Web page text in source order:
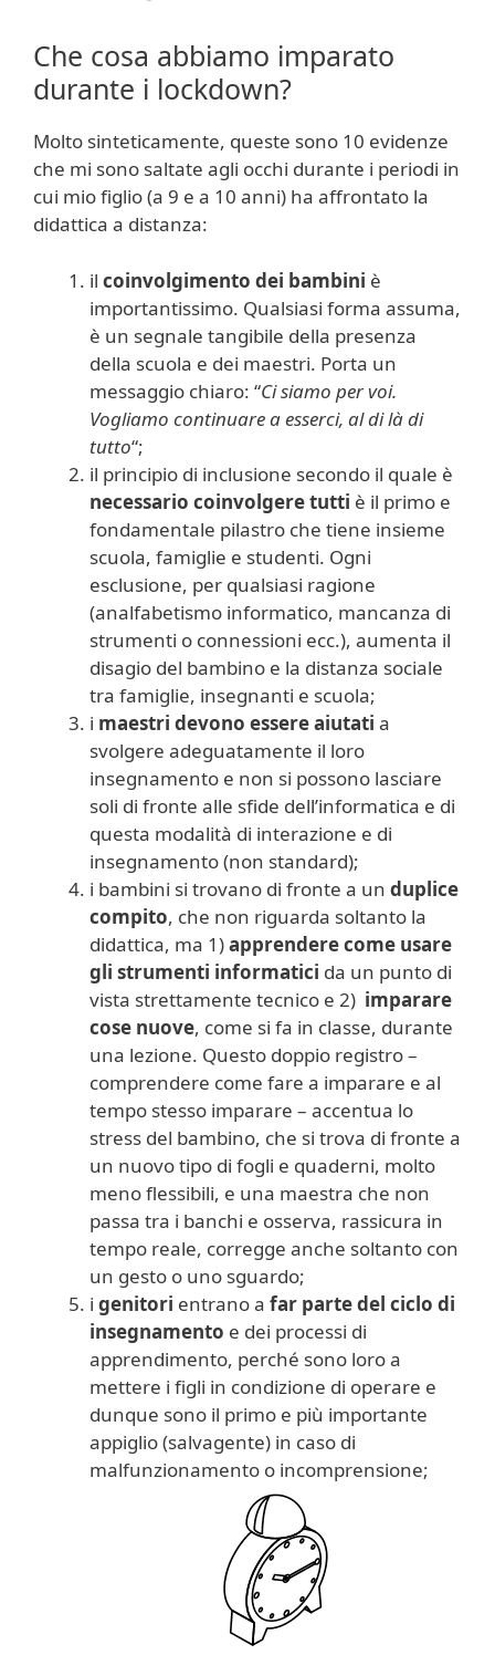
Che cosa abbiamo imparato
durante i lockdown?
Molto sinteticamente, queste sono 10 evidenze
che mi sono saltate agli occhi durante i periodi in
cui mio figlio (a 9 e a 10 anni) ha affrontato la
didattica a distanza:
il coinvolgimento dei bambini è
importantissimo. Qualsiasi forma assuma,
è un segnale tangibile della presenza
della scuola e dei maestri. Porta un
messaggio chiaro: “Ci siamo per voi.
Vogliamo continuare a esserci, al di là di
tutto“;
il principio di inclusione secondo il quale è
necessario coinvolgere tutti è il primo e
fondamentale pilastro che tiene insieme
scuola, famiglie e studenti. Ogni
esclusione, per qualsiasi ragione
(analfabetismo informatico, mancanza di
strumenti o connessioni ecc.), aumenta il
disagio del bambino e la distanza sociale
tra famiglie, insegnanti e scuola;
i maestri devono essere aiutati a
svolgere adeguatamente il loro
insegnamento e non si possono lasciare
soli di fronte alle sfide dell’informatica e di
questa modalità di interazione e di
insegnamento (non standard);
i bambini si trovano di fronte a un duplice
compito, che non riguarda soltanto la
didattica, ma 1)apprenderecome usare
gli strumenti informatici da un punto di
vista strettamente tecnico e 2) imparare
cose nuove, come si fa in classe, durante
una lezione. Questo doppio registro –
comprendere come fare a imparare e al
tempo stesso imparare – accentua lo
stress del bambino, che si trova di fronte a
un nuovo tipo di fogli e quaderni, molto
meno flessibili, e una maestra che non
passa tra i banchi e osserva, rassicura in
tempo reale, corregge anche soltanto con
un gesto o uno sguardo;
i genitori entrano a far parte del ciclo di
insegnamento e dei processi di
apprendimento, perché sono loro a
mettere i figli in condizione di operare e
dunque sono il primo e più importante
appiglio (salvagente) in caso di
malfunzionamento o incomprensione;